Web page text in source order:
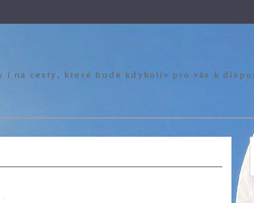
i na cesty, které bude kdykoliv pro vás k